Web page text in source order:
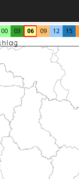
00 03 06 09 12 15